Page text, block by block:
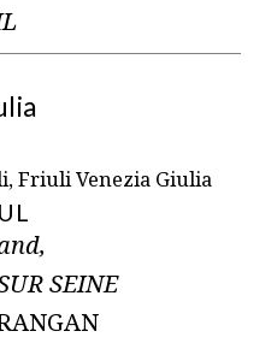
Friuli Venezia Giulia
SEINE